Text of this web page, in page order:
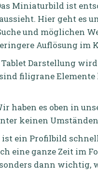
Miniaturbild ist
Hier geht es
und möglichen
Auflösung im
Darstellung
filigrane Elemente
haben es oben in
keinen
ist ein Profilbild
eine ganze Zeit im
dann wichtig,